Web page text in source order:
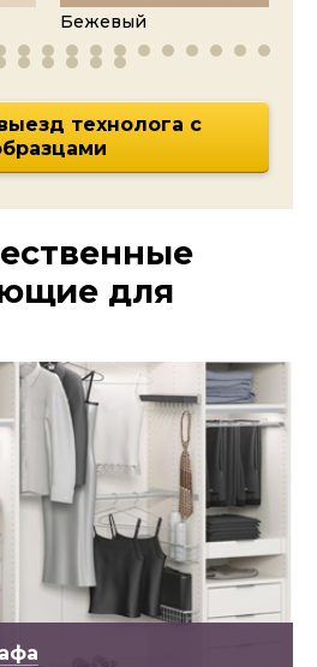
Бежевый
технолога с
для